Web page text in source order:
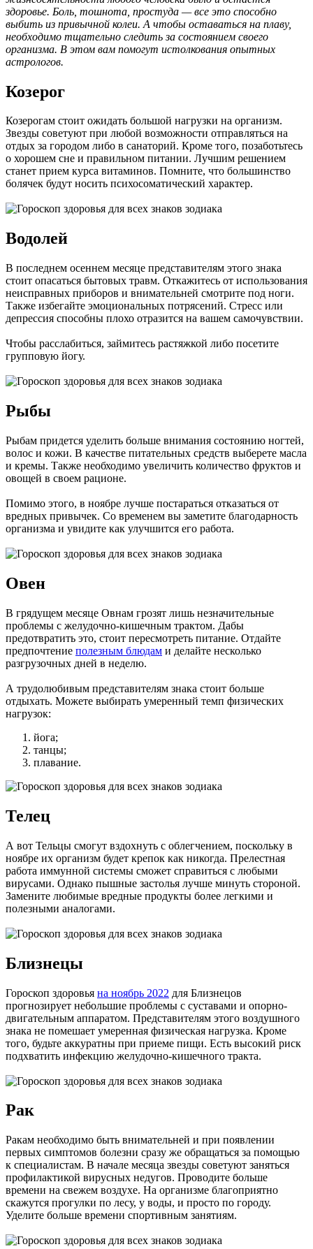
здоровье. Боль, тошнота, простуда — все это способно
выбить из привычной колеи. А чтобы оставаться на плаву,
необходимо тщательно следить за состоянием своего
организма. В этом вам помогут истолкования опытных
астрологов.
Козерог
Козерогам стоит ожидать большой нагрузки на организм.
Звезды советуют при любой возможности отправляться на
отдых за городом либо в санаторий. Кроме того, позаботьтесь
о хорошем сне и правильном питании. Лучшим решением
станет прием курса витаминов. Помните, что большинство
болячек будут носить психосоматический характер.
Водолей
В последнем осеннем месяце представителям этого знака
стоит опасаться бытовых травм. Откажитесь от использования
неисправных приборов и внимательней смотрите под ноги.
Также избегайте эмоциональных потрясений. Стресс или
депрессия способны плохо отразится на вашем самочувствии.
Чтобы расслабиться, займитесь растяжкой либо посетите
групповую йогу.
Рыбы
Рыбам придется уделить больше внимания состоянию ногтей,
волос и кожи. В качестве питательных средств выберете масла
и кремы. Также необходимо увеличить количество фруктов и
овощей в своем рационе.
Помимо этого, в ноябре лучше постараться отказаться от
вредных привычек. Со временем вы заметите благодарность
организма и увидите как улучшится его работа.
Овен
В грядущем месяце Овнам грозят лишь незначительные
проблемы с желудочно-кишечным трактом. Дабы
предотвратить это, стоит пересмотреть питание. Отдайте
предпочтение полезным блюдам и делайте несколько
разгрузочных дней в неделю.
А трудолюбивым представителям знака стоит больше
отдыхать. Можете выбирать умеренный темп физических
нагрузок:
йога;
танцы;
плавание.
Телец
А вот Тельцы смогут вздохнуть с облегчением, поскольку в
ноябре их организм будет крепок как никогда. Прелестная
работа иммунной системы сможет справиться с любыми
вирусами. Однако пышные застолья лучше минуть стороной.
Замените любимые вредные продукты более легкими и
полезными аналогами.
Близнецы
Гороскоп здоровья на ноябрь 2022 для Близнецов
прогнозирует небольшие проблемы с суставами и опорно-
двигательным аппаратом. Представителям этого воздушного
знака не помешает умеренная физическая нагрузка. Кроме
того, будьте аккуратны при приеме пищи. Есть высокий риск
подхватить инфекцию желудочно-кишечного тракта.
Рак
Ракам необходимо быть внимательней и при появлении
первых симптомов болезни сразу же обращаться за помощью
к специалистам. В начале месяца звезды советуют заняться
профилактикой вирусных недугов. Проводите больше
времени на свежем воздухе. На организме благоприятно
скажутся прогулки по лесу, у воды, и просто по городу.
Уделите больше времени спортивным занятиям.